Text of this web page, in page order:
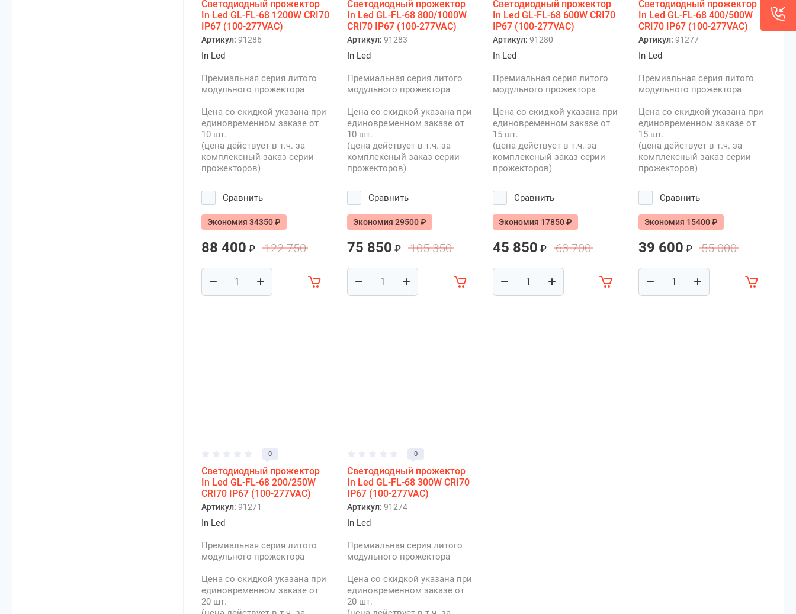
Светодиодный прожектор
In Led GL-FL-68 1200W CRI70
IP67 (100-277VAC)
Артикул: 91286
In Led
Премиальная серия литого
модульного прожектора
Цена со скидкой указана при
единовременном заказе от
10 шт.
(цена действует в т.ч. за
комплексный заказ серии
прожекторов)
Сравнить
Экономия 34350 ₽
88 400 ₽ 122 750
Светодиодный прожектор
In Led GL-FL-68 800/1000W
CRI70 IP67 (100-277VAC)
Артикул: 91283
In Led
Премиальная серия литого
модульного прожектора
Цена со скидкой указана при
единовременном заказе от
10 шт.
(цена действует в т.ч. за
комплексный заказ серии
прожекторов)
Сравнить
Экономия 29500 ₽
75 850 ₽ 105 350
Светодиодный прожектор
In Led GL-FL-68 600W CRI70
IP67 (100-277VAC)
Артикул: 91280
In Led
Премиальная серия литого
модульного прожектора
Цена со скидкой указана при
единовременном заказе от
15 шт.
(цена действует в т.ч. за
комплексный заказ серии
прожекторов)
Сравнить
Экономия 17850 ₽
45 850 ₽ 63 700
Светодиодный прожектор
In Led GL-FL-68 400/500W
CRI70 IP67 (100-277VAC)
Артикул: 91277
In Led
Премиальная серия литого
модульного прожектора
Цена со скидкой указана при
единовременном заказе от
15 шт.
(цена действует в т.ч. за
комплексный заказ серии
прожекторов)
Сравнить
Экономия 15400 ₽
39 600 ₽ 55 000
0
Светодиодный прожектор
In Led GL-FL-68 200/250W
CRI70 IP67 (100-277VAC)
Артикул: 91271
In Led
Премиальная серия литого
модульного прожектора
Цена со скидкой указана при
единовременном заказе от
20 шт.
0
Светодиодный прожектор
In Led GL-FL-68 300W CRI70
IP67 (100-277VAC)
Артикул: 91274
In Led
Премиальная серия литого
модульного прожектора
Цена со скидкой указана при
единовременном заказе от
20 шт.